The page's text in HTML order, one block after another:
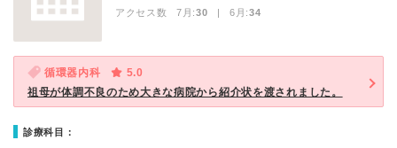
アクセス数 7月:30 | 6月:34
循環器内科
5.0
祖母が体調不良のため大きな病院から紹介状を渡されました。
診療科目：